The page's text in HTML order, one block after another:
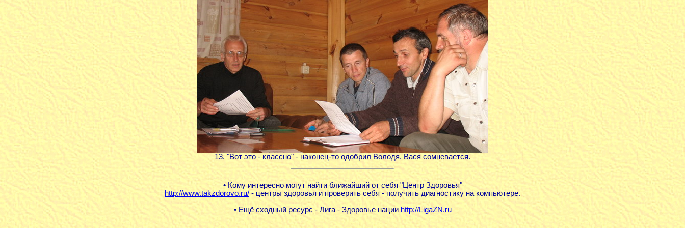
13. "Вот это - классно" - наконец-то одобрил Володя. Вася сомневается.
•Кому интересно могут найти ближайший от себя "Центр Здоровья"
http://www.takzdorovo.ru/ - центры здоровья и проверить себя - получить диагностику на компьютере.
•Ещё сходный ресурс - Лига - Здоровье нации http://LigaZN.ru